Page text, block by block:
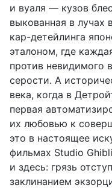
и вуаля — кузов
выкованная в лучах
кар-детейлинга
эталоном, где
против невидимого
серости. А
века, когда в
первая
их любовью к
это в настоящее
фильмах Studio
и здесь: грязь
заклинанием